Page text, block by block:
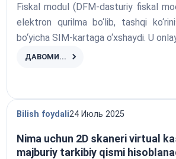
Fiskal modul (DFM-dasturiy fiskal
elektron qurilma bo‘lib, tashqi
bo‘yicha SIM-kartaga o‘xshaydi. U
ДАВОМИ...
Nima uchun 2D skaneri virtual
majburiy tarkibiy qismi
Bilish foydali24 Июль 2025